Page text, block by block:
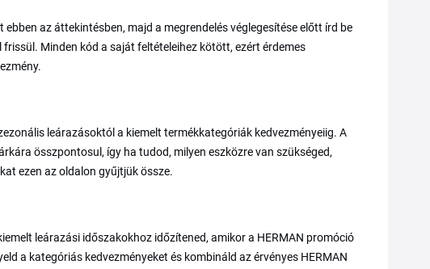
az áttekintésben, majd a megrendelés véglegesítése előtt írd be
Minden kód a saját feltételeihez kötött, ezért érdemes
leárazásoktól a kiemelt termékkategóriák kedvezményeiig. A
összpontosul, így ha tudod, milyen eszközre van szükséged,
ezen az oldalon gyűjtjük össze.
leárazási időszakokhoz időzítened, amikor a HERMAN promóció
a kategóriás kedvezményeket és kombináld az érvényes HERMAN